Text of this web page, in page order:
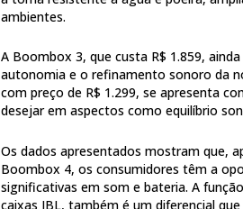
ambientes.
A Boombox 3, que custa R$ 1.859,
autonomia e o refinamento sonoro da
com preço de R$ 1.299, se apresenta
desejar em aspectos como equilíbrio
Os dados apresentados mostram que,
Boombox 4, os consumidores têm a
significativas em som e bateria. A
caixas JBL, também é um diferencial